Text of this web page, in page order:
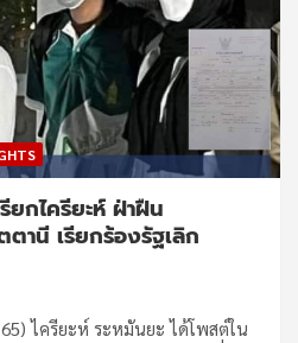
กไครียะห์ ฝ่าฝืน
านี เรียกร้องรัฐเลิก
ไครียะห์ ระหมันยะ ได้โพสต์ใน